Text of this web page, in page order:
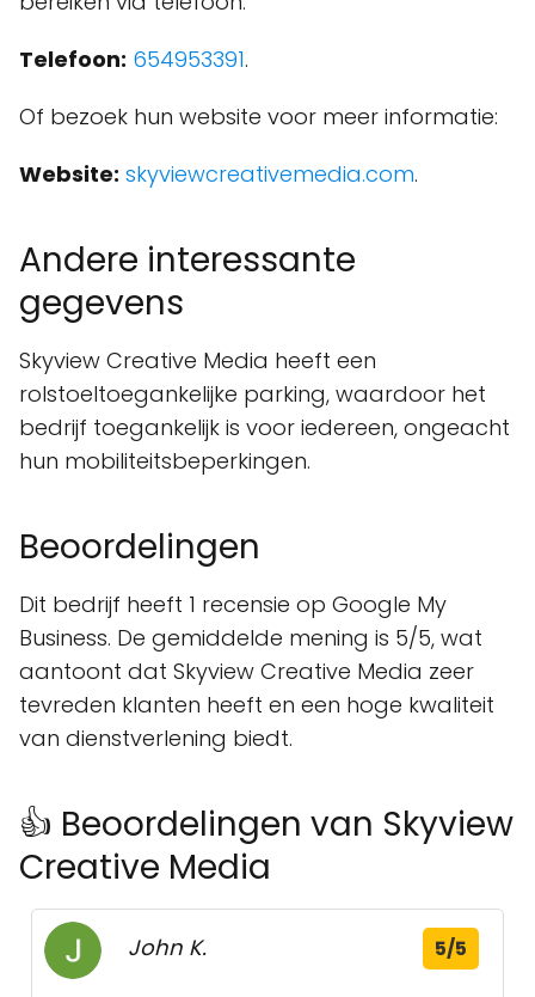
Telefoon: 654953391.
Of bezoek hun website voor meer informatie:
Website: skyviewcreativemedia.com.
Andere interessante
gegevens
Skyview Creative Media heeft een
rolstoeltoegankelijke parking, waardoor het
bedrijf toegankelijk is voor iedereen, ongeacht
hun mobiliteitsbeperkingen.
Beoordelingen
Dit bedrijf heeft 1 recensie op Google My
Business. De gemiddelde mening is 5/5, wat
aantoont dat Skyview Creative Media zeer
tevreden klanten heeft en een hoge kwaliteit
van dienstverlening biedt.
👍 Beoordelingen van Skyview
Creative Media
John K. 5/5